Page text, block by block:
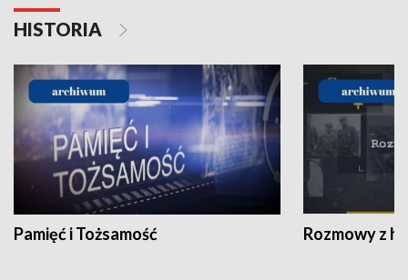
HISTORIA
Pamięć i Tożsamość Rozmowy z